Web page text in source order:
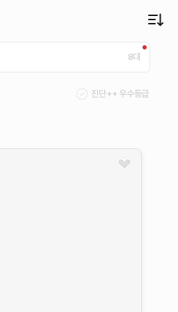
8대
진단++ 우수등급